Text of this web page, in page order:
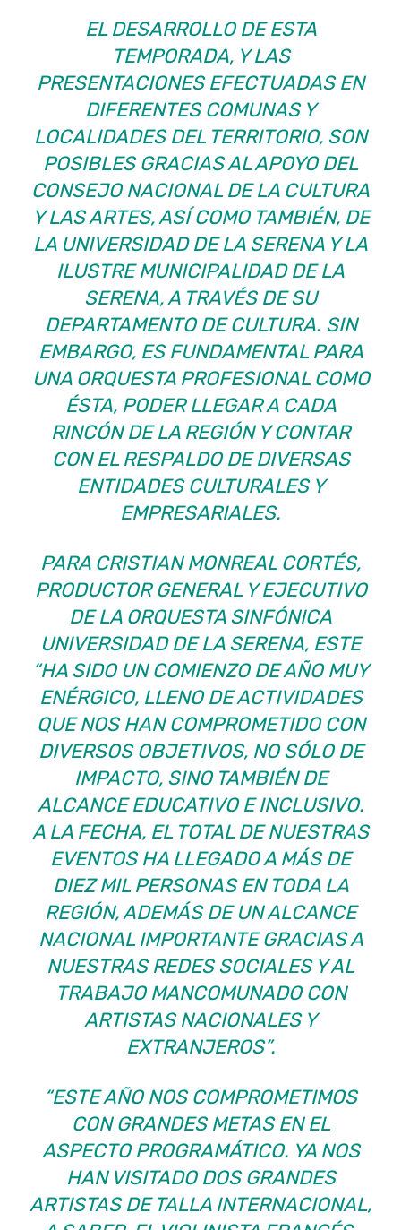
EL DESARROLLO DE ESTA
TEMPORADA, Y LAS
PRESENTACIONES EFECTUADAS EN
DIFERENTES COMUNAS Y
LOCALIDADES DEL TERRITORIO, SON
POSIBLES GRACIAS AL APOYO DEL
CONSEJO NACIONAL DE LA CULTURA
Y LAS ARTES, ASÍ COMO TAMBIÉN, DE
LA UNIVERSIDAD DE LA SERENA Y LA
ILUSTRE MUNICIPALIDAD DE LA
SERENA, A TRAVÉS DE SU
DEPARTAMENTO DE CULTURA. SIN
EMBARGO, ES FUNDAMENTAL PARA
UNA ORQUESTA PROFESIONAL COMO
ÉSTA, PODER LLEGAR A CADA
RINCÓN DE LA REGIÓN Y CONTAR
CON EL RESPALDO DE DIVERSAS
ENTIDADES CULTURALES Y
EMPRESARIALES.
PARA CRISTIAN MONREAL CORTÉS,
PRODUCTOR GENERAL Y EJECUTIVO
DE LA ORQUESTA SINFÓNICA
UNIVERSIDAD DE LA SERENA, ESTE
“HA SIDO UN COMIENZO DE AÑO MUY
ENÉRGICO, LLENO DE ACTIVIDADES
QUE NOS HAN COMPROMETIDO CON
DIVERSOS OBJETIVOS, NO SÓLO DE
IMPACTO, SINO TAMBIÉN DE
ALCANCE EDUCATIVO E INCLUSIVO.
A LA FECHA, EL TOTAL DE NUESTRAS
EVENTOS HA LLEGADO A MÁS DE
DIEZ MIL PERSONAS EN TODA LA
REGIÓN, ADEMÁS DE UN ALCANCE
NACIONAL IMPORTANTE GRACIAS A
NUESTRAS REDES SOCIALES Y AL
TRABAJO MANCOMUNADO CON
ARTISTAS NACIONALES Y
EXTRANJEROS”.
“ESTE AÑO NOS COMPROMETIMOS
CON GRANDES METAS EN EL
ASPECTO PROGRAMÁTICO. YA NOS
HAN VISITADO DOS GRANDES
ARTISTAS DE TALLA INTERNACIONAL,